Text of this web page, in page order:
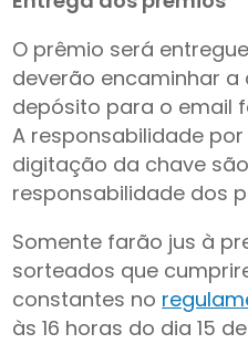
O prêmio será
deverão encaminhar a
depósito para o email
A responsabilidade
digitação da chave
responsabilidade dos
Somente farão jus à
sorteados que
constantes no
às 16 horas do dia 15